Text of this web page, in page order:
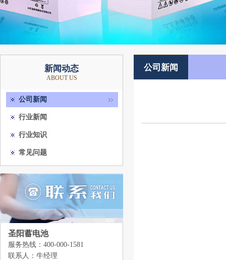
新闻动态
ABOUT US
公司新闻
行业新闻
行业知识
常见问题
圣阳蓄电池
服务热线：400-000-1581
联系人：牛经理
公司新闻